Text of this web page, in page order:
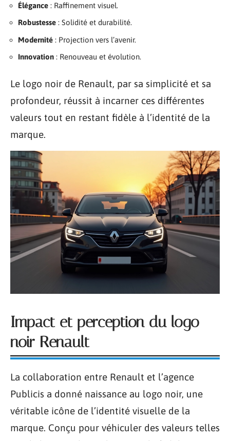
Élégance : Raffinement visuel.
Robustesse : Solidité et durabilité.
Modernité : Projection vers l’avenir.
Innovation : Renouveau et évolution.
Le logo noir de Renault, par sa simplicité et sa
profondeur, réussit à incarner ces différentes
valeurs tout en restant fidèle à l’identité de la
marque.
Impact et perception du logo
noir Renault
La collaboration entre Renault et l’agence
Publicis a donné naissance au logo noir, une
véritable icône de l’identité visuelle de la
marque. Conçu pour véhiculer des valeurs telles